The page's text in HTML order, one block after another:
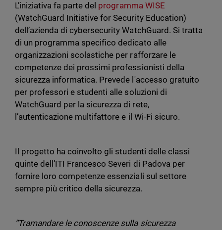
L’iniziativa fa parte del programma WISE
(WatchGuard Initiative for Security Education)
dell’azienda di cybersecurity WatchGuard. Si tratta
di un programma specifico dedicato alle
organizzazioni scolastiche per rafforzare le
competenze dei prossimi professionisti della
sicurezza informatica. Prevede l'accesso gratuito
per professori e studenti alle soluzioni di
WatchGuard per la sicurezza di rete,
l’autenticazione multifattore e il Wi-Fi sicuro.
Il progetto ha coinvolto gli studenti delle classi
quinte dell’ITI Francesco Severi di Padova per
fornire loro competenze essenziali sul settore
sempre più critico della sicurezza.
“Tramandare le conoscenze sulla sicurezza